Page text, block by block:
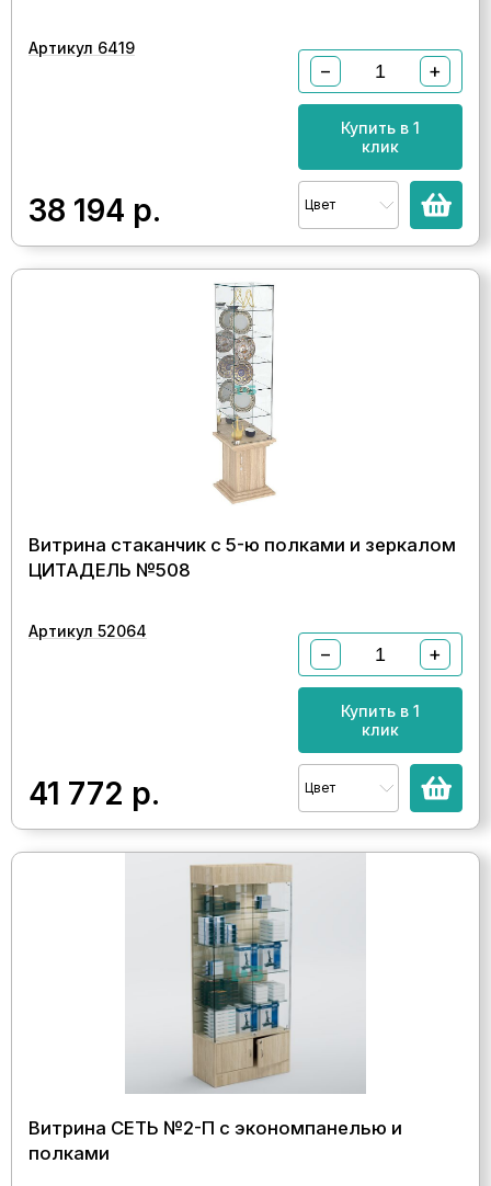
Артикул 6419
38 194 р.
− +
Купить в 1
клик
Цвет
Витрина стаканчик с 5-ю полками и зеркалом
ЦИТАДЕЛЬ №508
Артикул 52064
41 772 р.
− +
Купить в 1
клик
Цвет
Витрина СЕТЬ №2-П с экономпанелью и
полками